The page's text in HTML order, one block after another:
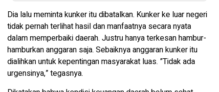
Dia lalu meminta kunker itu dibatalkan. Kunker ke luar negeri
tidak pernah terlihat hasil dan manfaatnya secara nyata
dalam memperbaiki daerah. Justru hanya terkesan hambur-
hamburkan anggaran saja. Sebaiknya anggaran kunker itu
dialihkan untuk kepentingan masyarakat luas. ”Tidak ada
urgensinya,” tegasnya.